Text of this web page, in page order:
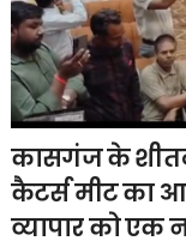
कासगंज के
कैटर्स मीट का
व्यापार को एक